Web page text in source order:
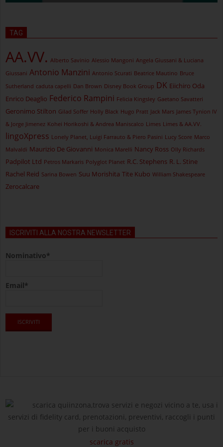
TAG
AA.VV. Alberto Savinio Alessio Mangoni Angela Giussani & Luciana
Giussani Antonio Manzini Antonio Scurati Beatrice Mautino Bruce
Sutherland caduta capelli Dan Brown Disney Book Group DK Eiichiro Oda
Enrico Deaglio Federico Rampini Felicia Kingsley Gaetano Savatteri
Geronimo Stilton Gilad Soffer Holly Black Hugo Pratt Jack Mars James Tynion IV
& Jorge Jimenez Kohei Horikoshi & Andrea Maniscalco Limes Limes & AA.VV.
lingoXpress Lonely Planet, Luigi Farrauto & Piero Pasini Lucy Score Marco
Malvaldi Maurizio De Giovanni Monica Marelli Nancy Ross Olly Richards
Padpilot Ltd Petros Markaris Polyglot Planet R.C. Stephens R. L. Stine
Rachel Reid Sarina Bowen Suu Morishita Tite Kubo William Shakespeare
Zerocalcare
ISCRIVITI ALLA NOSTRA NEWSLETTER
Nominativo*
Email*
scarica quiinzona,trova servizi e negozi vicino a te, usa i
servizi di fidelity card, prenotazioni, preventivi, raccogli i punti
per i buoni acquisto
scarica gratis